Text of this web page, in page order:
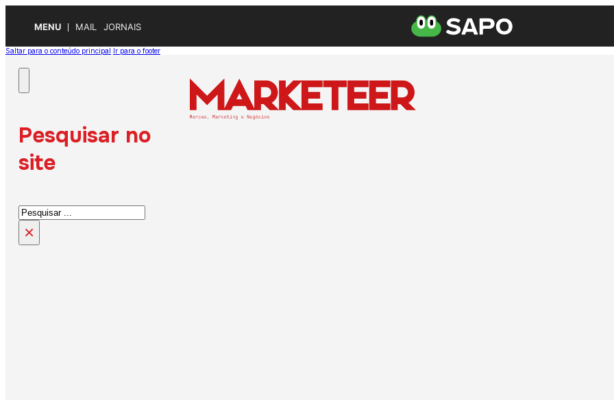
MENU MAIL JORNAIS
Saltar para o conteúdo principal Ir para o footer
Pesquisar no
site
Pesquisar
×